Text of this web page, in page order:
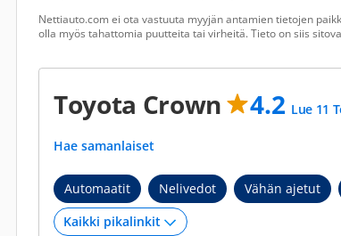
Nettiauto.com ei ota vastuuta myyjän antamien tietojen
olla myös tahattomia puutteita tai virheitä. Tieto on siis
Toyota Crown 4.2 Lue 11
Hae samanlaiset
Automaatit Nelivedot Vähän ajetut